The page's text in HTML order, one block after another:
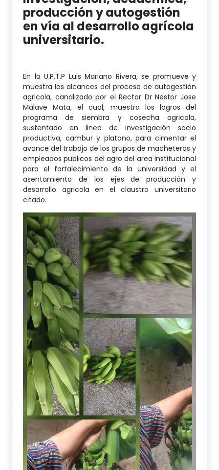
producción y autogestión
en vía al desarrollo agrícola
universitario.
En la U.P.T.P Luis Mariano Rivera, se promueve y
muestra los alcances del proceso de autogestión
agricola, canalizado por el Rector Dr Nestor Jose
Malave Mata, el cual, muestra los logros del
programa de siembra y cosecha agricola,
sustentado en linea de investigación socio
productiva, cambur y platano, para cimentar el
avance del trabajo de los grupos de macheteros y
empleados publicos del agro del area institucional
para el fortalecimiento de la universidad y el
asentamiento de los ejes de producción y
desarrollo agricola en el claustro universitario
citado.